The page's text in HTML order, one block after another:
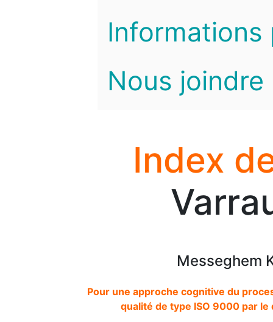
Informations
Nous joindre
Index
Messeghem
Pour une approche cognitive du
qualité de type ISO 9000 par